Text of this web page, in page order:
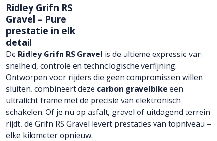
Ridley Grifn RS
Gravel – Pure
prestatie in elk
detail
De Ridley Grifn RS Gravel is de ultieme expressie van
snelheid, controle en technologische verfijning.
Ontworpen voor rijders die geen compromissen willen
sluiten, combineert deze carbon gravelbike een
ultralicht frame met de precisie van elektronisch
schakelen. Of je nu op asfalt, gravel of uitdagend terrein
rijdt, de Grifn RS Gravel levert prestaties van topniveau –
elke kilometer opnieuw.